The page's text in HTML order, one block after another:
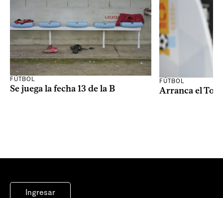
FÚTBOL
Se juega la fecha 13 de la B
FÚTBOL
Arranca el
Ingresar